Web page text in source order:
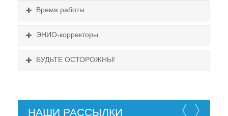
Выходные:
Время работы
ЭНИО-корректоры
БУДЬТЕ ОСТОРОЖНЫ!
НАШИ РАССЫЛКИ